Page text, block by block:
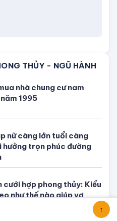
lưu ý quan trọng liên
đúng màu ĐẠI CÁT,